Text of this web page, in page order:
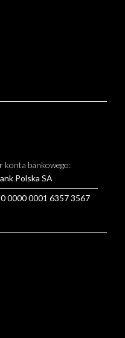
konta bankowego:
Polska SA
0000 0001 6357 3567